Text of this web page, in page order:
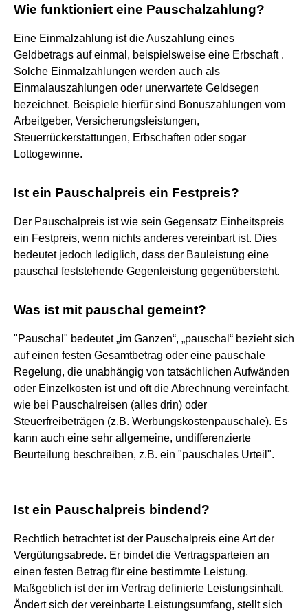
Wie funktioniert eine Pauschalzahlung?
Eine Einmalzahlung ist die Auszahlung eines
Geldbetrags auf einmal, beispielsweise eine Erbschaft .
Solche Einmalzahlungen werden auch als
Einmalauszahlungen oder unerwartete Geldsegen
bezeichnet. Beispiele hierfür sind Bonuszahlungen vom
Arbeitgeber, Versicherungsleistungen,
Steuerrückerstattungen, Erbschaften oder sogar
Lottogewinne.
Ist ein Pauschalpreis ein Festpreis?
Der Pauschalpreis ist wie sein Gegensatz Einheitspreis
ein Festpreis, wenn nichts anderes vereinbart ist. Dies
bedeutet jedoch lediglich, dass der Bauleistung eine
pauschal feststehende Gegenleistung gegenübersteht.
Was ist mit pauschal gemeint?
"Pauschal" bedeutet „im Ganzen“, „pauschal“ bezieht sich
auf einen festen Gesamtbetrag oder eine pauschale
Regelung, die unabhängig von tatsächlichen Aufwänden
oder Einzelkosten ist und oft die Abrechnung vereinfacht,
wie bei Pauschalreisen (alles drin) oder
Steuerfreibeträgen (z.B. Werbungskostenpauschale). Es
kann auch eine sehr allgemeine, undifferenzierte
Beurteilung beschreiben, z.B. ein "pauschales Urteil".
Ist ein Pauschalpreis bindend?
Rechtlich betrachtet ist der Pauschalpreis eine Art der
Vergütungsabrede. Er bindet die Vertragsparteien an
einen festen Betrag für eine bestimmte Leistung.
Maßgeblich ist der im Vertrag definierte Leistungsinhalt.
Ändert sich der vereinbarte Leistungsumfang, stellt sich